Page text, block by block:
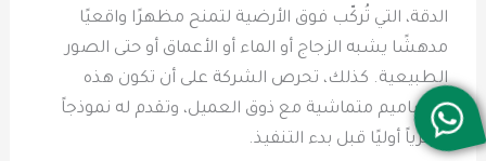
الدقة، التي تُركّب فوق الأرضية لتمنح مظهرًا واقعيًا
مدهشًا يشبه الزجاج أو الماء أو الأعماق أو حتى الصور
الطبيعية. كذلك، تحرص الشركة على أن تكون هذه
التصاميم متماشية مع ذوق العميل، وتقدم له نموذجاً
بصرياً أوليًا قبل بدء التنفيذ.